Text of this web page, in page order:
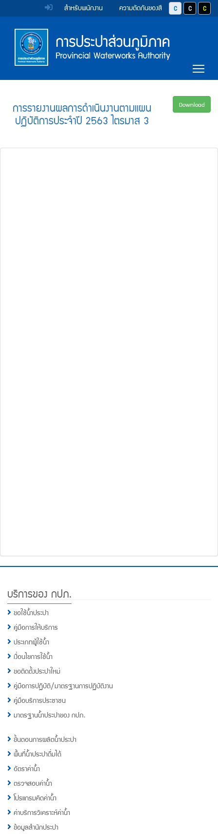
หน้า
แรก
(การ
ประปา
ส่วน
ภูมิภาค)
ไป
ยัง
เนื้อหา
(Skip
to
content)
ข้าม
เมนู
(Skip
Menu
สำหรับพนักงาน ความตัดกันของสี ปุ่มปรับสีตัวอักษร
ปุ่มปรับสีตั
ปุ่มป
ตรา
สัญลักษณ์
และ
ค่า
การ
ประปา
ส่วน
ภูมิภาค
ตรา
สัญลักษณ์
และ
ค่า
การ
ประปา
ส่วน
Main
Menu
การรายงานผลการดำเนินงานตามแผน
ปฏิบัติการประจำปี 2563 ไตรมาส 3
Download
Footer
Menu
บริการของ กปภ.
ขอใช้น้ำประปา
คู่มือการให้บริการ
ประเภทผู้ใช้น้ำ
เงื่อนไขการใช้น้ำ
ขอติดตั้งประปาใหม่
คู่มือการปฏิบัติ/มาตรฐานการปฏิบัติงาน
คู่มือบริการประชาชน
มาตรฐานน้ำประปาของ กปภ.
ขั้นตอนการผลิตน้ำประปา
พื้นที่น้ำประปาดื่มได้
อัตราค่าน้ำ
ตรวจสอบค่าน้ำ
โปรแกรมคิดค่าน้ำ
ค่าบริการวิเคราะห์ค่าน้ำ
ข้อมูลสำนักประปา